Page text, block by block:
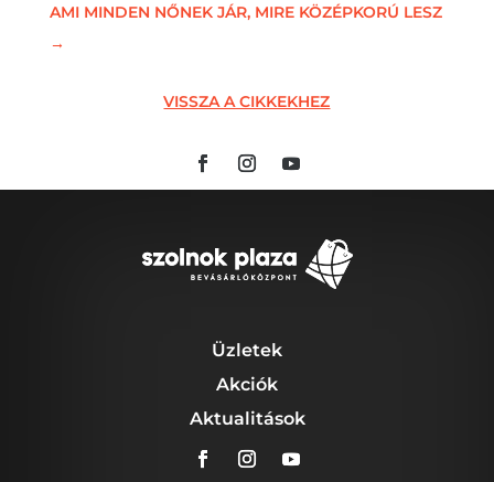
AMI MINDEN NŐNEK JÁR, MIRE KÖZÉPKORÚ LESZ
→
VISSZA A CIKKEKHEZ
Üzletek
Akciók
Aktualitások